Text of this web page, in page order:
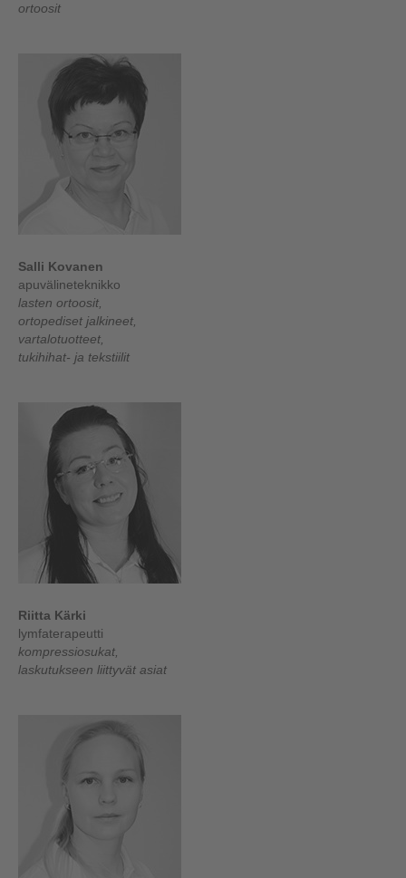
ortoosit
Salli Kovanen
apuvälineteknikko
lasten ortoosit,
ortopediset jalkineet,
vartalotuotteet,
tukihihat- ja tekstiilit
Riitta Kärki
lymfaterapeutti
kompressiosukat,
laskutukseen liittyvät asiat